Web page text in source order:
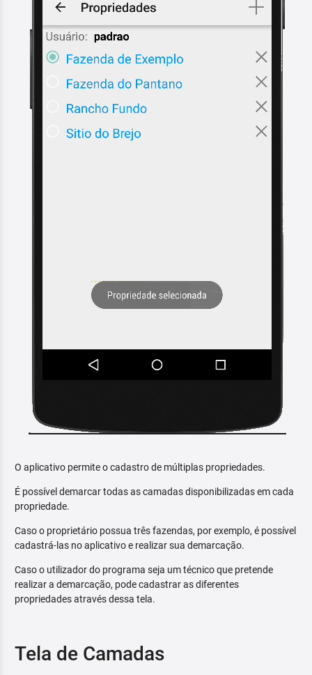
O aplicativo permite o cadastro de múltiplas propriedades.
É possível demarcar todas as camadas disponibilizadas em cada
propriedade.
Caso o proprietário possua três fazendas, por exemplo, é possível
cadastrá-las no aplicativo e realizar sua demarcação.
Caso o utilizador do programa seja um técnico que pretende
realizar a demarcação, pode cadastrar as diferentes
propriedades através dessa tela.
Tela de Camadas